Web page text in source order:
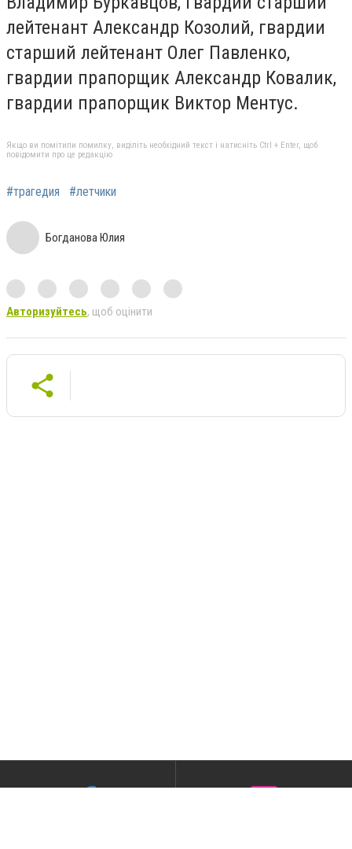
лейтенант Александр Козолий, гвардии
старший лейтенант Олег Павленко,
гвардии прапорщик Александр Ковалик,
гвардии прапорщик Виктор Ментус.
Якщо ви помітили помилку, виділіть необхідний текст і натисніть Ctrl + Enter, щоб
повідомити про це редакцію
#трагедия #летчики
Богданова Юлия
Авторизуйтесь, щоб оцінити